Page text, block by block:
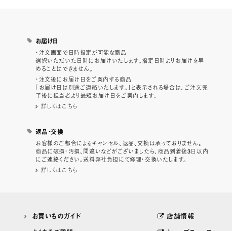
お届け日
・注文画面で日時指定が可能な商品
選択いただいた日時にお届けいたします。指定日時よりお届けを早
めることはできません。
・注文後にお届け日をご案内する商品
「お届け日は別途ご連絡いたします。」と表示される場合は、ご注文完
了後に担当者より最短お届け日をご案内します。
詳しくはこちら
返品・交換
お客様のご都合によるキャンセル、返品、交換は承っておりません。
商品に破損・汚損、間違いなどがございましたら、商品到着後3日以内
にご連絡ください。送料弊社負担にて修理・交換いたします。
詳しくはこちら
お買いものガイド
店舗情報